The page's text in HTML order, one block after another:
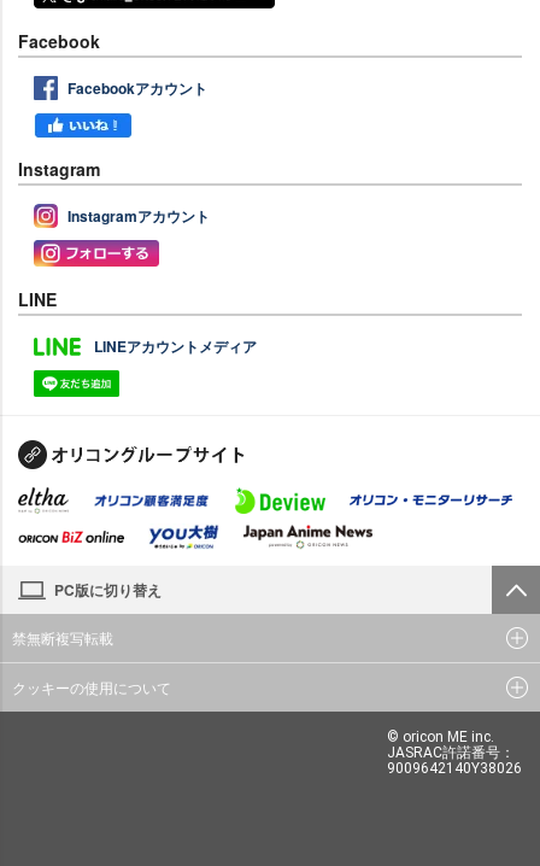
Facebook
Facebookアカウント
Instagram
Instagramアカウント
LINE
LINEアカウントメディア
PC版に切り替え
禁無断複写転載
クッキーの使用について
© oricon ME inc.
JASRAC許諾番号：
9009642140Y38026